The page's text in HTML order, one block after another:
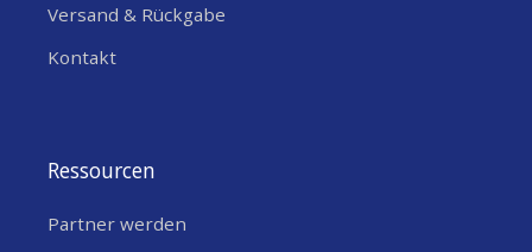
Versand & Rückgabe
Kontakt
Ressourcen
Partner werden